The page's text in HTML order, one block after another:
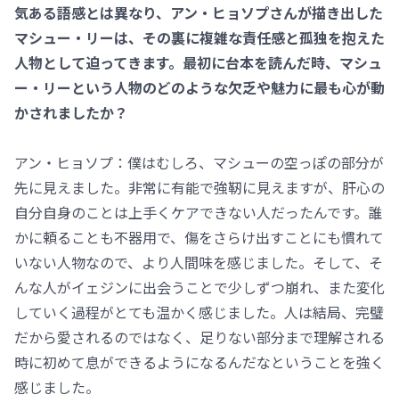
気ある語感とは異なり、アン・ヒョソプさんが描き出した
マシュー・リーは、その裏に複雑な責任感と孤独を抱えた
人物として迫ってきます。最初に台本を読んだ時、マシュ
ー・リーという人物のどのような欠乏や魅力に最も心が動
かされましたか？
アン・ヒョソプ：僕はむしろ、マシューの空っぽの部分が
先に見えました。非常に有能で強靭に見えますが、肝心の
自分自身のことは上手くケアできない人だったんです。誰
かに頼ることも不器用で、傷をさらけ出すことにも慣れて
いない人物なので、より人間味を感じました。そして、そ
んな人がイェジンに出会うことで少しずつ崩れ、また変化
していく過程がとても温かく感じました。人は結局、完璧
だから愛されるのではなく、足りない部分まで理解される
時に初めて息ができるようになるんだなということを強く
感じました。